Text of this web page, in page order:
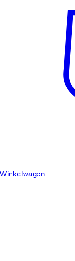
Winkelwagen